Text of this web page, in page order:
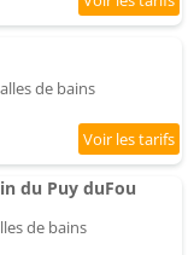
de bains
du Puy duFou
de bains